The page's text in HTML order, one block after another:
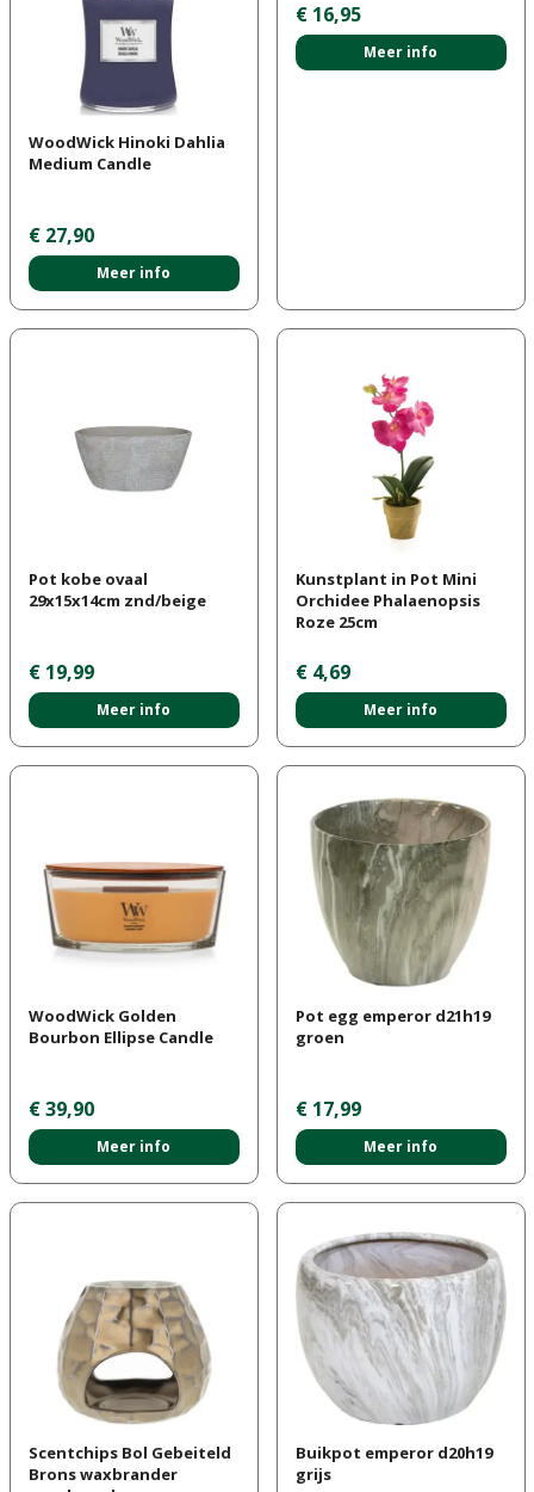
WoodWick Hinoki Dahlia
Medium Candle
€ 27,90
Meer info
€ 16,95
Meer info
Pot kobe ovaal
29x15x14cm znd/beige
€ 19,99
Meer info
Kunstplant in Pot Mini
Orchidee Phalaenopsis
Roze 25cm
€ 4,69
Meer info
WoodWick Golden
Bourbon Ellipse Candle
€ 39,90
Meer info
Pot egg emperor d21h19
groen
€ 17,99
Meer info
Scentchips Bol Gebeiteld
Brons waxbrander
Buikpot emperor d20h19
grijs